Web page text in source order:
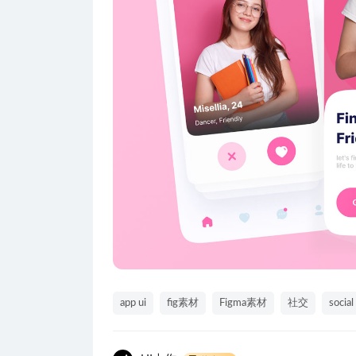
app ui fig素材 Figma素材 社交 social